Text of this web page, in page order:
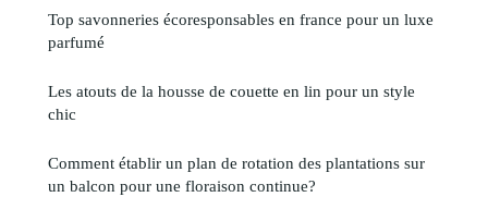
Top savonneries écoresponsables en france pour un luxe
parfumé
Les atouts de la housse de couette en lin pour un style
chic
Comment établir un plan de rotation des plantations sur
un balcon pour une floraison continue?